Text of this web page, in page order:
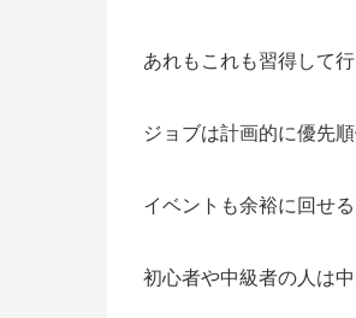
あれもこれも習得して行
ジョブは計画的に優先
イベントも余裕に回せ
初心者や中級者の人は